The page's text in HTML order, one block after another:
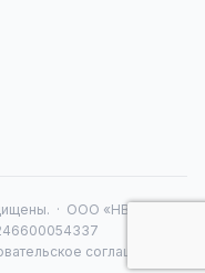
· ООО «НВА 16» ·
соглашение